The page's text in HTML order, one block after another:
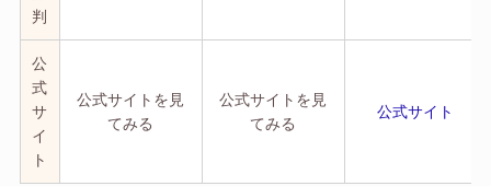
判
公
式
サ
イ
ト
公式サイトを見
てみる
公式サイトを見
てみる
公式サイト